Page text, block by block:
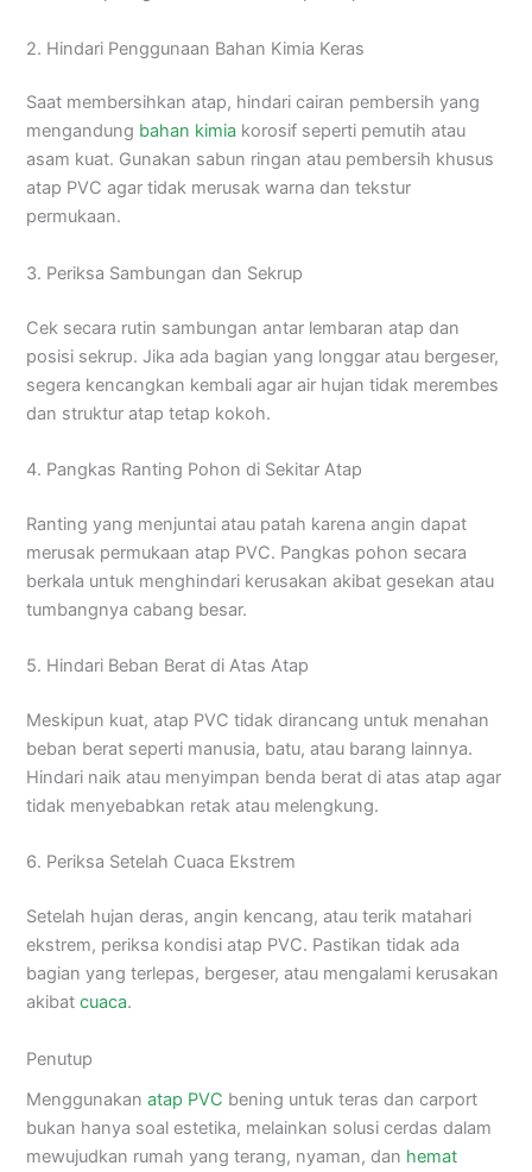
2. Hindari Penggunaan Bahan Kimia Keras
Saat membersihkan atap, hindari cairan pembersih yang
mengandung bahan kimia korosif seperti pemutih atau
asam kuat. Gunakan sabun ringan atau pembersih khusus
atap PVC agar tidak merusak warna dan tekstur
permukaan.
3. Periksa Sambungan dan Sekrup
Cek secara rutin sambungan antar lembaran atap dan
posisi sekrup. Jika ada bagian yang longgar atau bergeser,
segera kencangkan kembali agar air hujan tidak merembes
dan struktur atap tetap kokoh.
4. Pangkas Ranting Pohon di Sekitar Atap
Ranting yang menjuntai atau patah karena angin dapat
merusak permukaan atap PVC. Pangkas pohon secara
berkala untuk menghindari kerusakan akibat gesekan atau
tumbangnya cabang besar.
5. Hindari Beban Berat di Atas Atap
Meskipun kuat, atap PVC tidak dirancang untuk menahan
beban berat seperti manusia, batu, atau barang lainnya.
Hindari naik atau menyimpan benda berat di atas atap agar
tidak menyebabkan retak atau melengkung.
6. Periksa Setelah Cuaca Ekstrem
Setelah hujan deras, angin kencang, atau terik matahari
ekstrem, periksa kondisi atap PVC. Pastikan tidak ada
bagian yang terlepas, bergeser, atau mengalami kerusakan
akibatcuaca.
Penutup
Menggunakan atap PVC bening untuk teras dan carport
bukan hanya soal estetika, melainkan solusi cerdas dalam
mewujudkan rumah yang terang, nyaman, dan hemat